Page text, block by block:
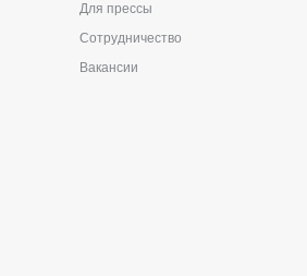
Для прессы
Сотрудничество
Вакансии